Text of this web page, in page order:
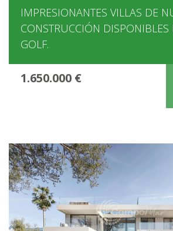
IMPRESIONANTES VILLAS DE
CONSTRUCCIÓN DISPONIBLES
GOLF.
1.650.000 €